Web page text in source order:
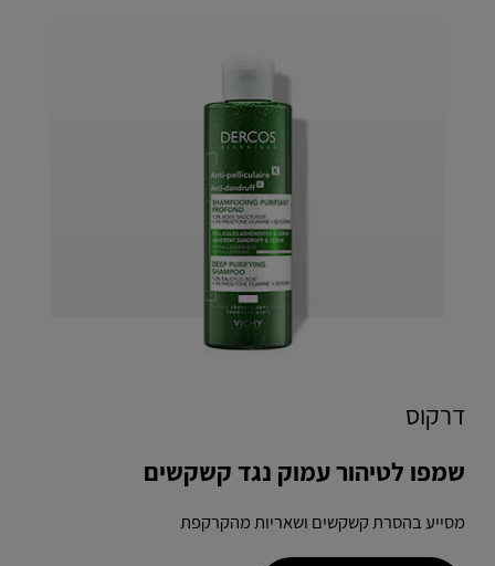
דרקוס
שמפו לטיהור עמוק נגד קשקשים
מסייע בהסרת קשקשים ושאריות מהקרקפת